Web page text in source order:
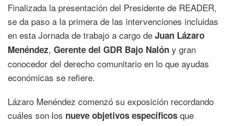
Finalizada la presentación del Presidente de READER,
se da paso a la primera de las intervenciones incluidas
en esta Jornada de trabajo a cargo de Juan Lázaro
Menéndez, Gerente del GDR Bajo Nalón y gran
conocedor del derecho comunitario en lo que ayudas
económicas se refiere.
Lázaro Menéndez comenzó su exposición recordando
cuáles son los nueve objetivos específicos que